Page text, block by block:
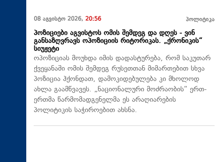
08 აგვისტო 2026, 20:56 პოლიტიკა
პოზიციები აგვისტოს ომის შემდეგ და დღეს - ვინ
განსაზღვრავს ოპოზიციის რიტორიკას. „ქრონიკის“
სიუჟეტი
ოპოზიციას მოუხდა იმის დადასტურება, რომ საკუთარ
ქვეყანაში ომის შემდეგ რუსეთთან მიმართებით სხვა
პოზიცია ჰქონდათ, დამოკიდებულება კი მხოლოდ
ახლა გაამწვავეს. „ნაციონალური მოძრაობის“ ერთ-
ერთმა წარმომადგენელმა ეს არაღიარების
პოლიტიკის საჭიროებით ახსნა.